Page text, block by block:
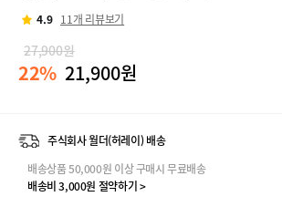
4.9 11개 리뷰보기
27,900원
22% 21,900원
주식회사 월더(허레이) 배송
배송상품 50,000원 이상 구매시 무료배송
배송비 3,000원 절약하기 >